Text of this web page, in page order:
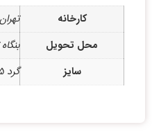
کارخانه
تهران
محل تحویل
سایز
گرد 45